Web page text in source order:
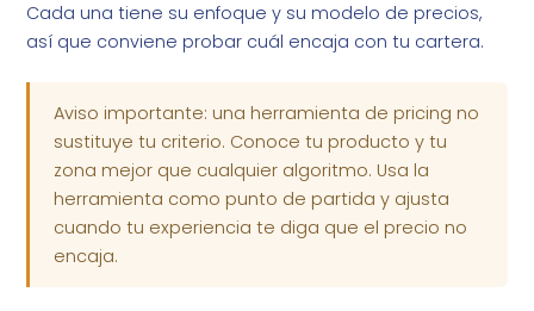
Cada una tiene su enfoque y su modelo de precios,
así que conviene probar cuál encaja con tu cartera.
Aviso importante: una herramienta de pricing no
sustituye tu criterio. Conoce tu producto y tu
zona mejor que cualquier algoritmo. Usa la
herramienta como punto de partida y ajusta
cuando tu experiencia te diga que el precio no
encaja.